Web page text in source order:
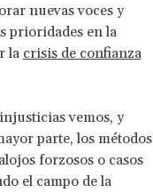
nuevas voces y
prioridades en la
la crisis de confianza
vemos, y
parte, los métodos
forzosos o casos
el campo de la